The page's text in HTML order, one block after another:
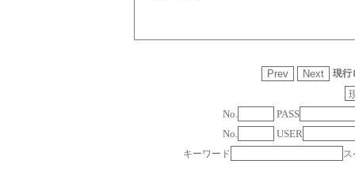
現行
No.
PASS
No.
USER
キーワード